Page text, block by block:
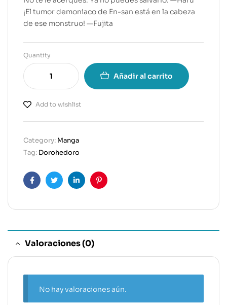
¡El tumor demoniaco de En-san está en la cabeza
de ese monstruo! —Fujita
Quantity
Añadir al carrito
Add to wishlist
Category: Manga
Tag: Dorohedoro
FacebookTwitterLinkedinPinterest
Valoraciones (0)
No hay valoraciones aún.